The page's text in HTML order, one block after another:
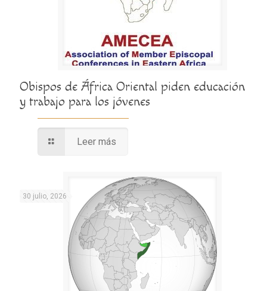
Obispos de África Oriental piden educación
y trabajo para los jóvenes
Leer más
30 julio, 2026